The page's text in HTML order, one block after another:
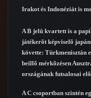
Irakot és Indonéziát is
A B jelû kvartett is a
játékerõt képviselõ
követte: Türkmenisztán
beillõ mérkõzésen
országának futsalosai
A C csoportban szintén